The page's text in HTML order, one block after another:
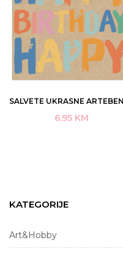
6,95 KM
KATEGORIJE
Art&Hobby